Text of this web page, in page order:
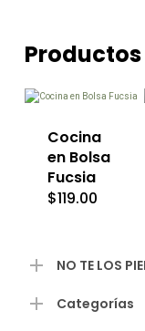
Cocina
en Bolsa
Fucsia
$119.00
NO TE LOS
Categorías